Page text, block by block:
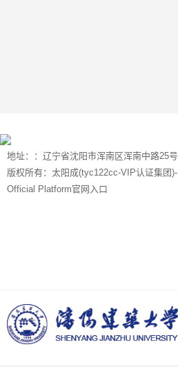
地址：：辽宁省沈阳市浑南区浑南中路25号
版权所有：太阳成(tyc122cc-VIP认证集团)-
Official Platform官网入口